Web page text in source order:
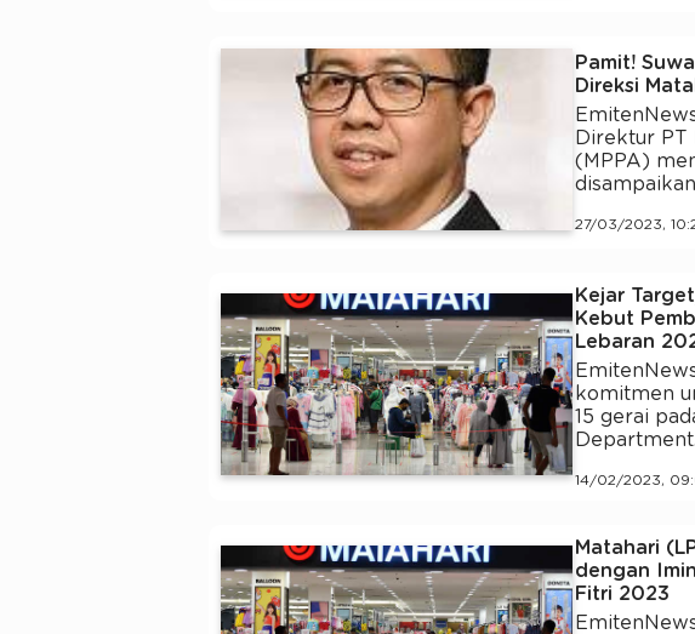
Pamit!
Direksi
Direktur PT
(MPPA)
27/03/2023,
Kejar
Kebut
Lebaran
komitmen
15 gerai
14/02/2023,
Matahari
dengan
Fitri 2023